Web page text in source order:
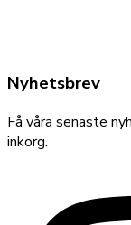
Nyhetsbrev
Få våra senaste
inkorg.